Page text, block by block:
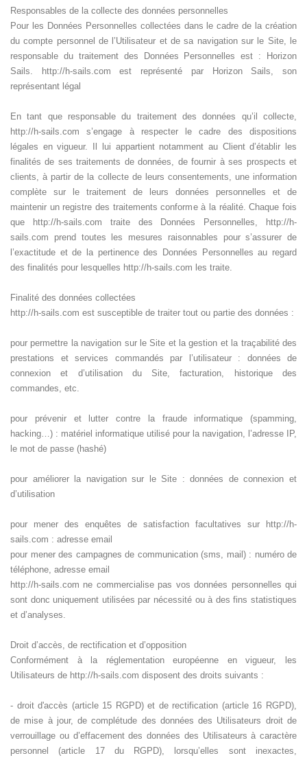
Responsables de la collecte des données personnelles
Pour les Données Personnelles collectées dans le cadre de la création
du compte personnel de l’Utilisateur et de sa navigation sur le Site, le
responsable du traitement des Données Personnelles est : Horizon
Sails. http://h-sails.com est représenté par Horizon Sails, son
représentant légal
En tant que responsable du traitement des données qu’il collecte,
http://h-sails.com s’engage à respecter le cadre des dispositions
légales en vigueur. Il lui appartient notamment au Client d’établir les
finalités de ses traitements de données, de fournir à ses prospects et
clients, à partir de la collecte de leurs consentements, une information
complète sur le traitement de leurs données personnelles et de
maintenir un registre des traitements conforme à la réalité. Chaque fois
que http://h-sails.com traite des Données Personnelles, http://h-
sails.com prend toutes les mesures raisonnables pour s’assurer de
l’exactitude et de la pertinence des Données Personnelles au regard
des finalités pour lesquelles http://h-sails.com les traite.
Finalité des données collectées
http://h-sails.com est susceptible de traiter tout ou partie des données :
pour permettre la navigation sur le Site et la gestion et la traçabilité des
prestations et services commandés par l’utilisateur : données de
connexion et d’utilisation du Site, facturation, historique des
commandes, etc.
pour prévenir et lutter contre la fraude informatique (spamming,
hacking…) : matériel informatique utilisé pour la navigation, l’adresse IP,
le mot de passe (hashé)
pour améliorer la navigation sur le Site : données de connexion et
d’utilisation
pour mener des enquêtes de satisfaction facultatives sur http://h-
sails.com : adresse email
pour mener des campagnes de communication (sms, mail) : numéro de
téléphone, adresse email
http://h-sails.com ne commercialise pas vos données personnelles qui
sont donc uniquement utilisées par nécessité ou à des fins statistiques
et d’analyses.
Droit d’accès, de rectification et d’opposition
Conformément à la réglementation européenne en vigueur, les
Utilisateurs de http://h-sails.com disposent des droits suivants :
- droit d'accès (article 15 RGPD) et de rectification (article 16 RGPD),
de mise à jour, de complétude des données des Utilisateurs droit de
verrouillage ou d’effacement des données des Utilisateurs à caractère
personnel (article 17 du RGPD), lorsqu’elles sont inexactes,